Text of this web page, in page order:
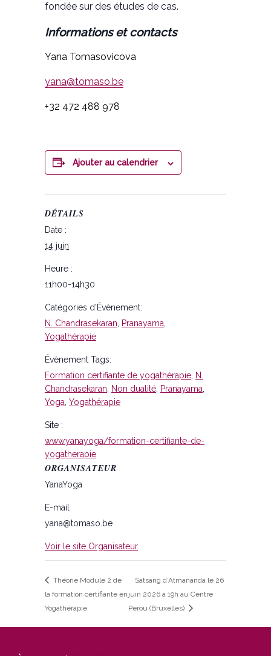
fondée sur des études de cas.
Informations et contacts
Yana Tomasovicova
yana@tomaso.be
+32 472 488 978
Ajouter au calendrier
DÉTAILS
Date :
14 juin
Heure :
11h00-14h30
Catégories d’Évènement:
N. Chandrasekaran, Pranayama,
Yogathérapie
Évènement Tags:
Formation certifiante de yogathérapie, N.
Chandrasekaran, Non dualité, Pranayama,
Yoga, Yogathérapie
Site :
www.yanayoga/formation-certifiante-de-
yogatherapie
ORGANISATEUR
YanaYoga
E-mail
yana@tomaso.be
Voir le site Organisateur
Théorie Module 2 de
la formation certifiante en
Yogathérapie
Satsang d’Atmananda le 26
juin 2026 à 19h au Centre
Pérou (Bruxelles)